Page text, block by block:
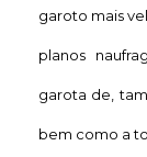
garoto mais
planos
garota de,
bem como a